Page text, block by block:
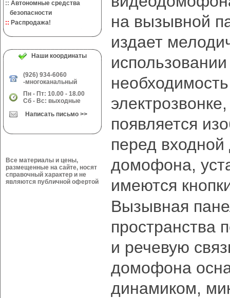
:: Автономные средства
безопасности
:: Распродажа!
Наши координаты
(926) 934-6060
-многоканальный
Пн - Пт: 10.00 - 18.00
Сб - Вс: выходные
Написать письмо >>
Все материалы и цены,
размещенные на сайте, носят
справочный характер и не
являются публичной офертой
на вызывной
издает
появляется
перед
домофона,
имеются
Вызывная
пространства
и речевую
домофона
динамиком,